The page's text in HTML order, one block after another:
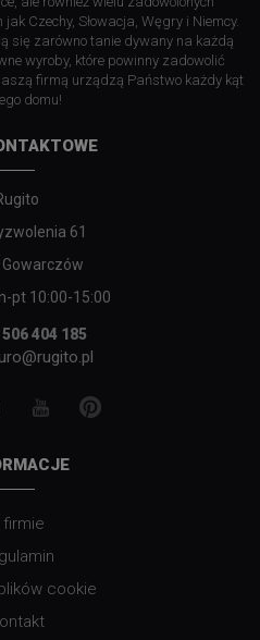
Czechy, Słowacja, Węgry i Niemcy.
się zarówno tanie dywany na każdą
wyroby, które powinny zadowolić
firmą urządzą Państwo każdy kąt
domu!
61
pt 10:00-15:00
404 185
firmie
cookie